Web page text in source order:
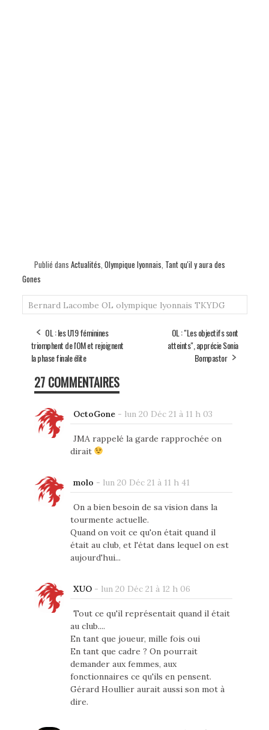
Publié dans Actualités Olympique lyonnais Tant qu'il y aura des
Gones
Bernard Lacombe OL olympique lyonnais TKYDG
OL : les U19 féminines
triomphent de l'OM et rejoignent
la phase finale élite
OL : "Les objectifs sont
atteints", apprécie Sonia
Bompastor
27 COMMENTAIRES
OctoGone- lun 20 Déc 21 à 11 h 03
JMA rappelé la garde rapprochée on
dirait
molo - lun 20 Déc 21 à 11 h 41
On a bien besoin de sa vision dans la
tourmente actuelle.
Quand on voit ce qu'on était quand il
était au club, et l'état dans lequel on est
aujourd'hui...
XUO- lun 20 Déc 21 à 12 h 06
Tout ce qu'il représentait quand il était
au club....
En tant que joueur, mille fois oui
En tant que cadre ? On pourrait
demander aux femmes, aux
fonctionnaires ce qu'ils en pensent.
Gérard Houllier aurait aussi son mot à
dire.